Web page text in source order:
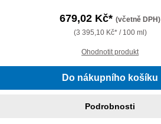
679,02 Kč*(včetně DPH)
(3 395,10 Kč* / 100 ml)
Ohodnotit produkt
Do nákupního košíku
Podrobnosti